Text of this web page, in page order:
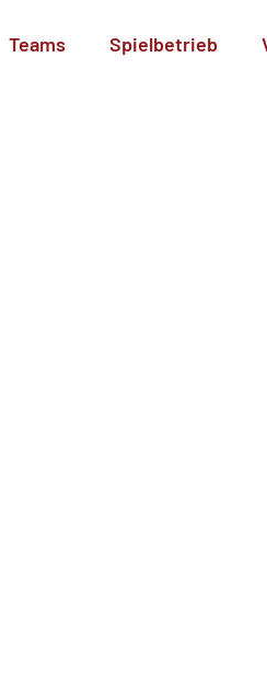
Teams Spielbetrieb